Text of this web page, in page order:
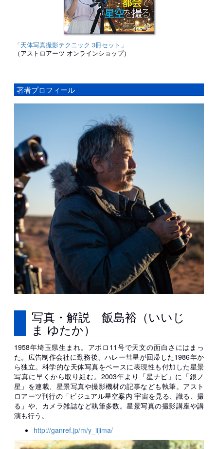
「天体写真撮影テクニック 3冊セット」
（アストロアーツ オンラインショップ）
著者プロフィール
写真・解説 飯島裕（いいじ
ま ゆたか）
1958年埼玉県生まれ。アポロ11号で天文の面白さにはまっ
た。広告制作会社に勤務後、ハレー彗星が回帰した1986年か
ら独立。科学的な天体写真をベースに表現性も付加した星景
写真に早くから取り組む。2003年より「星ナビ」に「銀ノ
星」を連載、星景写真や撮影機材の記事なども執筆。アスト
ロアーツ刊行の「ビジュアル星空案内 宇宙を見る、識る、撮
る」や、カメラ雑誌など執筆多数。星景写真の撮影講座や講
演も行う。
http://ganref.jp/m/y_iijima/